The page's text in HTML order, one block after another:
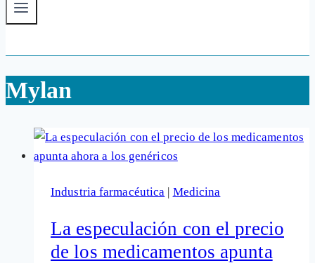
Mylan
Industria farmacéutica Medicina
La especulación con el precio
de los medicamentos apunta